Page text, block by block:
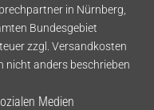
in Nürnberg,
Bundesgebiet
zzgl. Versandkosten
nicht anders beschrieben
Medien